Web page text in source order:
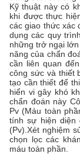
Kỹ thuật này có
khi được thực
các giao thức xác
dụng các quy
những trở ngại
năng của chẩn
cần liên quan
công sức và thiết
tạo cần thiết để
hiển vi gây khó
chẩn đoán này
Pv (Máu toàn
tính sự hiện diện
(Pv).Xét nghiệm
chọn lọc các
máu toàn phần.